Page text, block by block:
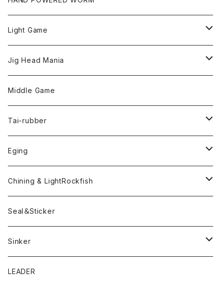
Light Game
LightGame Worm
Bスネイクmicro
Fリトリーバー
Mテイル
漁港ワームLv.2
Snap
Handle Knob
Jig Head Mania
Phase-up
ピカルヘッド
LEVEL6
YARIE
ECOGEAR
Middle Game
Tai-rubber
TWObyTWO
ツートンネクタイ
ACTIVE
Eging
Egi
Rig
Chining & LightRockfish
Worm
KeeperLine
Seal＆Sticker
Sinker
キーパーライン
LEADER